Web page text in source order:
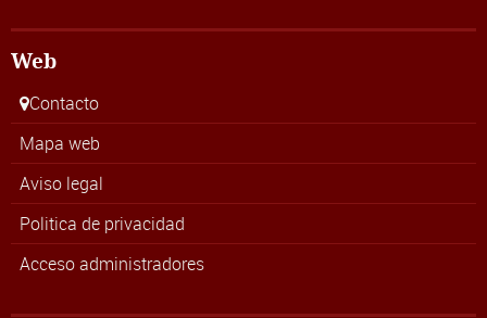
Web
Contacto
Mapa web
Aviso legal
Politica de privacidad
Acceso administradores